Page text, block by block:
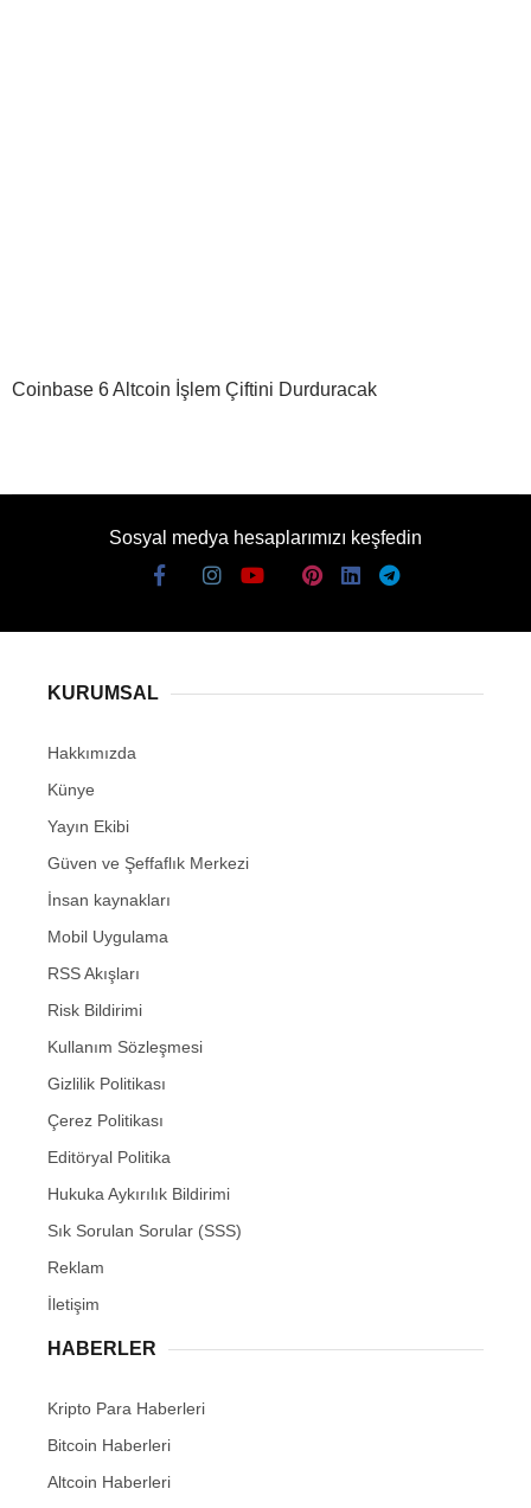
Coinbase 6 Altcoin İşlem Çiftini Durduracak
Sosyal medya hesaplarımızı keşfedin
KURUMSAL
Hakkımızda
Künye
Yayın Ekibi
Güven ve Şeffaflık Merkezi
İnsan kaynakları
Mobil Uygulama
RSS Akışları
Risk Bildirimi
Kullanım Sözleşmesi
Gizlilik Politikası
Çerez Politikası
Editöryal Politika
Hukuka Aykırılık Bildirimi
Sık Sorulan Sorular (SSS)
Reklam
İletişim
HABERLER
Kripto Para Haberleri
Bitcoin Haberleri
Altcoin Haberleri